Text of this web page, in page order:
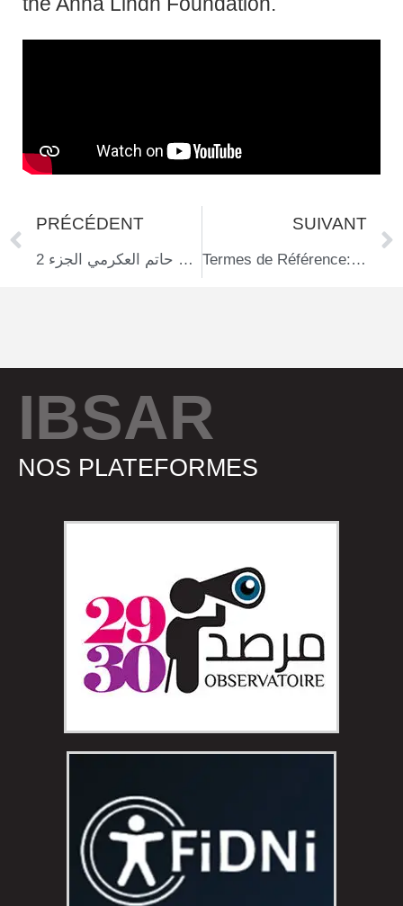
PRÉCÉDENT
التمكين الاقتصادي للأشخاص ذوي الإعاقة البصرية مع حاتم العكرمي الجزء 2
SUIVANT
Termes de Référence: Recrutement d’une boîte de communication
IBSAR
NOS PLATEFORMES